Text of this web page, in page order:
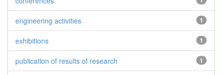
1
engineering activities
1
exhibitions
1
publication of results of research